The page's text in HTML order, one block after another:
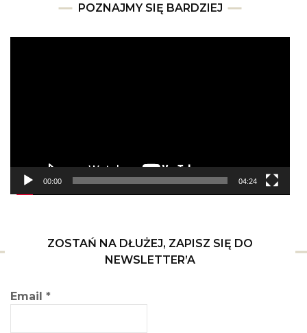
POZNAJMY SIĘ BARDZIEJ
00:00 04:24
ZOSTAŃ NA DŁUŻEJ, ZAPISZ SIĘ DO
NEWSLETTER’A
Email *